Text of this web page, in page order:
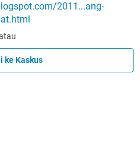
2011...ang-
ke Kaskus